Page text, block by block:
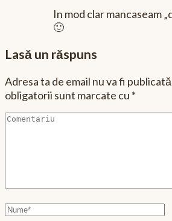
In mod clar mancaseam
🙂
Lasă un răspuns
Adresa ta de email nu va fi
obligatorii sunt marcate cu *
Comentariu
Nume